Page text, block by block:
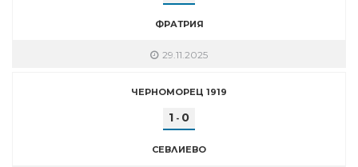
ФРАТРИЯ
29.11.2025
ЧЕРНОМОРЕЦ 1919
1 - 0
СЕВЛИЕВО